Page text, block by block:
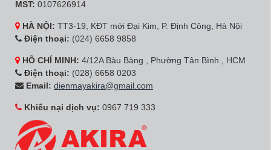
MST: 0107626914
HÀ NỘI: TT3-19, KĐT mới Đại Kim, P. Định Công, Hà Nội
Điện thoại: (024) 6658 9858
HỒ CHÍ MINH: 4/12A Bàu Bàng , Phường Tân Bình , HCM
Điện thoại: (028) 6658 0203
Email: dienmayakira@gmail.com
Khiếu nại dịch vụ: 0967 719 333